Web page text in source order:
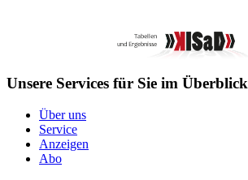
Unsere Services für Sie im Überblick
Über uns
Service
Anzeigen
Abo